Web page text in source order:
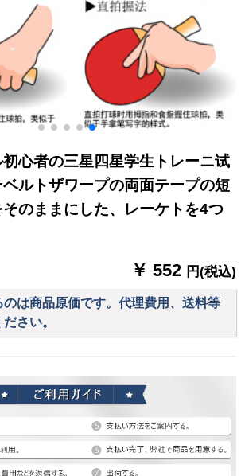
心者の三星四星学生トレーニ试
ルトザワープの両面テープの短
のままにした、レーケトを4つ
￥ 552 円(税込)
のは商品原価です。代理費用、送料等
さい。